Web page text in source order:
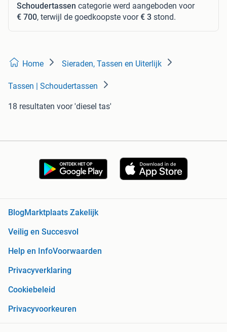
Schoudertassen categorie werd aangeboden voor
€ 700, terwijl de goedkoopste voor€ 3 stond.
Home Sieraden, Tassen en Uiterlijk
Tassen | Schoudertassen
18 resultaten voor 'diesel tas'
BlogMarktplaats Zakelijk
Veilig en Succesvol
Help en InfoVoorwaarden
Privacyverklaring
Cookiebeleid
Privacyvoorkeuren